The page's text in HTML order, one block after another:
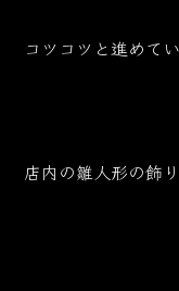
コツコツと進めてい
店内の雛人形の飾り